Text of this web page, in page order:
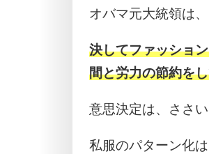
オバマ元大統領は
決してファッショ
間と労力の節約を
意思決定は、ささ
私服のパターン化